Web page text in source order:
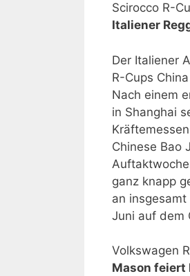
Scirocco R-
Italiener
Der Italiener
R-Cups
Nach einem
in Shanghai
Chinese Bao
ganz knapp
an
Juni auf dem
Volkswagen
Mason feiert